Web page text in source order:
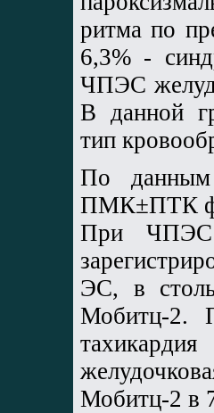
ритма по
6,3% -
ЧПЭС
В данной
тип
По данным
ПМК±ПТК
При ЧПЭС
ЭС, в
Мобитц-2.
Мобитц-2 в